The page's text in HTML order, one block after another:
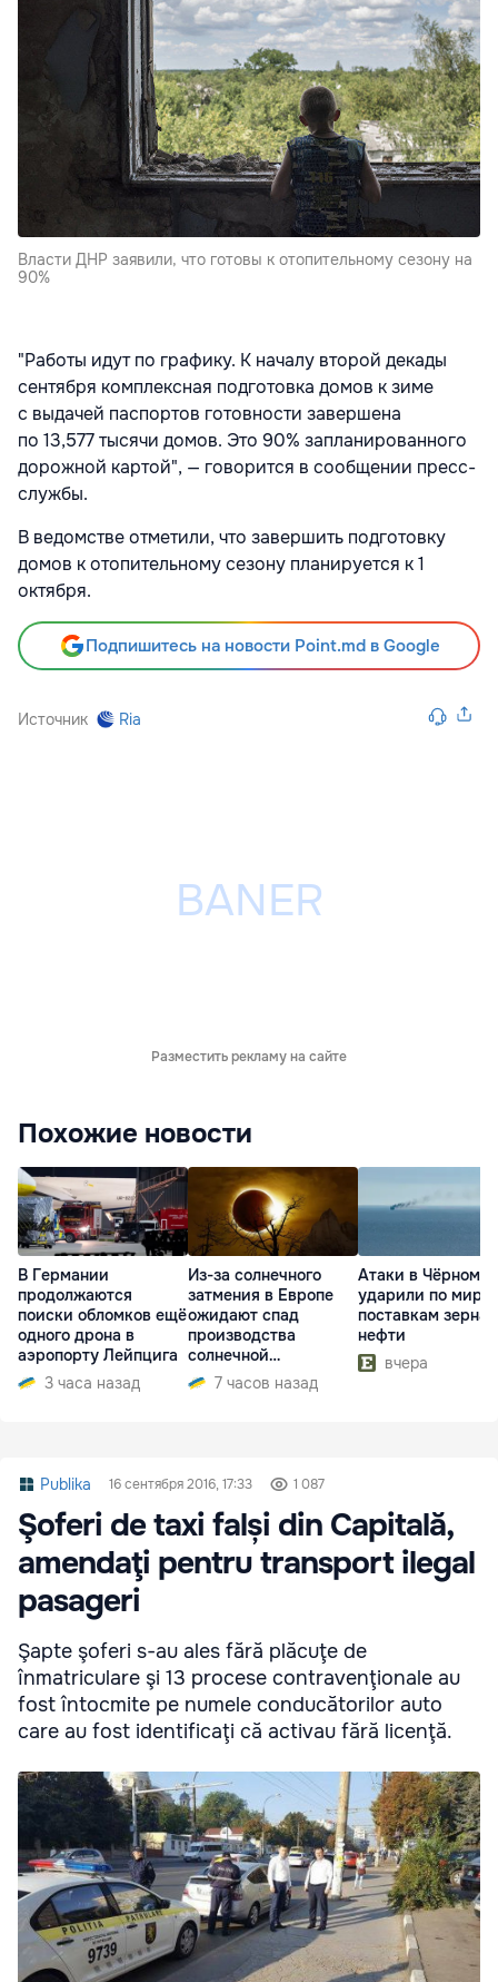
Власти ДНР заявили, что готовы к отопительному сезону на
90%
"Работы идут по графику. К началу второй декады
сентября комплексная подготовка домов к зиме
с выдачей паспортов готовности завершена
по 13,577 тысячи домов. Это 90% запланированного
дорожной картой", — говорится в сообщении пресс-
службы.
В ведомстве отметили, что завершить подготовку
домов к отопительному сезону планируется к 1
октября.
Подпишитесь на новости Point.md в Google
Источник Ria
Разместить рекламу на сайте
Похожие новости
В Германии
продолжаются
поиски обломков ещё
одного дрона в
аэропорту Лейпцига
3 часа назад
Из-за солнечного
затмения в Европе
ожидают спад
производства
солнечной
электроэнергии
7 часов назад
Атаки в Чёрном
ударили по
поставкам зерна
нефти
вчера
Publika 16 сентября 2016, 17:33 1 087
Şoferi de taxi falși din Capitală,
amendaţi pentru transport ilegal
pasageri
Şapte şoferi s-au ales fără plăcuţe de
înmatriculare şi 13 procese contravenţionale au
fost întocmite pe numele conducătorilor auto
care au fost identificaţi că activau fără licenţă.